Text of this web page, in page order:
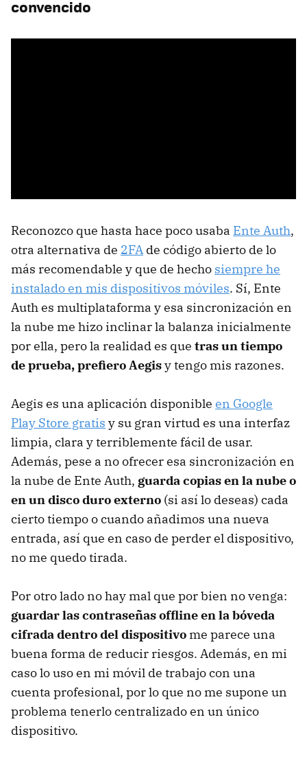
convencido
Reconozco que hasta hace poco usaba Ente Auth,
otra alternativa de 2FA de código abierto de lo
más recomendable y que de hecho siempre he
instalado en mis dispositivos móviles. Sí, Ente
Auth es multiplataforma y esa sincronización en
la nube me hizo inclinar la balanza inicialmente
por ella, pero la realidad es que tras un tiempo
de prueba, prefiero Aegisy tengo mis razones.
Aegis es una aplicación disponible en Google
Play Store gratis y su gran virtud es una interfaz
limpia, clara y terriblemente fácil de usar.
Además, pese a no ofrecer esa sincronización en
la nube de Ente Auth, guarda copias en la nube o
en un disco duro externo (si así lo deseas) cada
cierto tiempo o cuando añadimos una nueva
entrada, así que en caso de perder el dispositivo,
no me quedo tirada.
Por otro lado no hay mal que por bien no venga:
guardar las contraseñas offline en la bóveda
cifrada dentro del dispositivo me parece una
buena forma de reducir riesgos. Además, en mi
caso lo uso en mi móvil de trabajo con una
cuenta profesional, por lo que no me supone un
problema tenerlo centralizado en un único
dispositivo.